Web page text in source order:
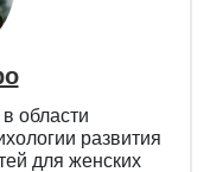
области
развития
для женских